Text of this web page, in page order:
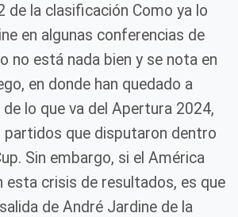
de la clasificación Como ya lo
en algunas conferencias de
no está nada bien y se nota en
en donde han quedado a
lo que va del Apertura 2024,
partidos que disputaron dentro
Sin embargo, si el América
esta crisis de resultados, es que
de André Jardine de la